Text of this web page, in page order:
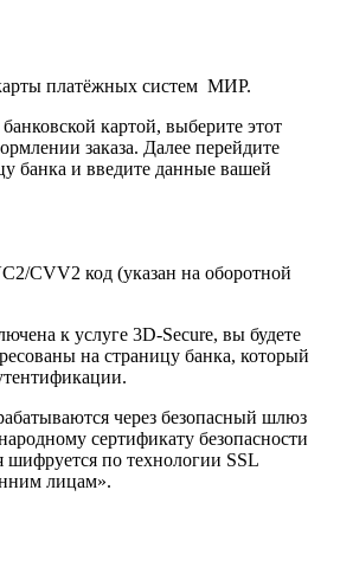
платёжных систем МИР.
картой, выберите этот
заказа. Далее перейдите
банка и введите данные вашей
CVV2 код (указан на оборотной
к услуге 3D-Secure, вы будете
на страницу банка, который
через безопасный шлюз
сертификату безопасности
по технологии SSL
лицам».